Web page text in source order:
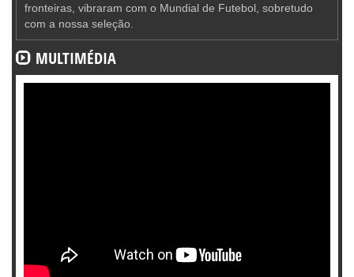
fronteiras, vibraram com o Mundial de Futebol, sobretudo
com a nossa seleção.
MULTIMÉDIA